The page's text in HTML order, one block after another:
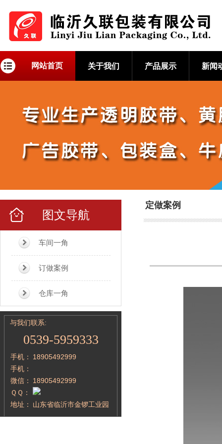
网站首页 关于我们 产品展示 新闻
图文导航
车间一角
订做案例
仓库一角
与我们联系:
0539-5959333
手机：
18905492999
手机：
微信：
18905492999
ＱＱ：
地址：
山东省临沂市金锣工业园
定做案例